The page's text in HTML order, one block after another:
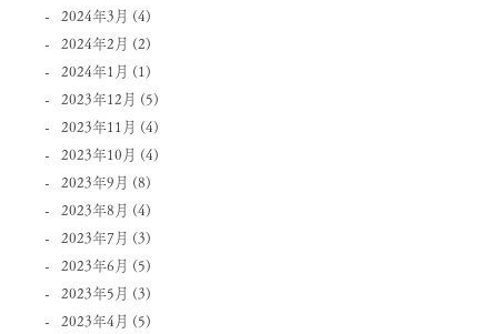
2024年3月 (4)
2024年2月 (2)
2024年1月 (1)
2023年12月 (5)
2023年11月 (4)
2023年10月 (4)
2023年9月 (8)
2023年8月 (4)
2023年7月 (3)
2023年6月 (5)
2023年5月 (3)
2023年4月 (5)